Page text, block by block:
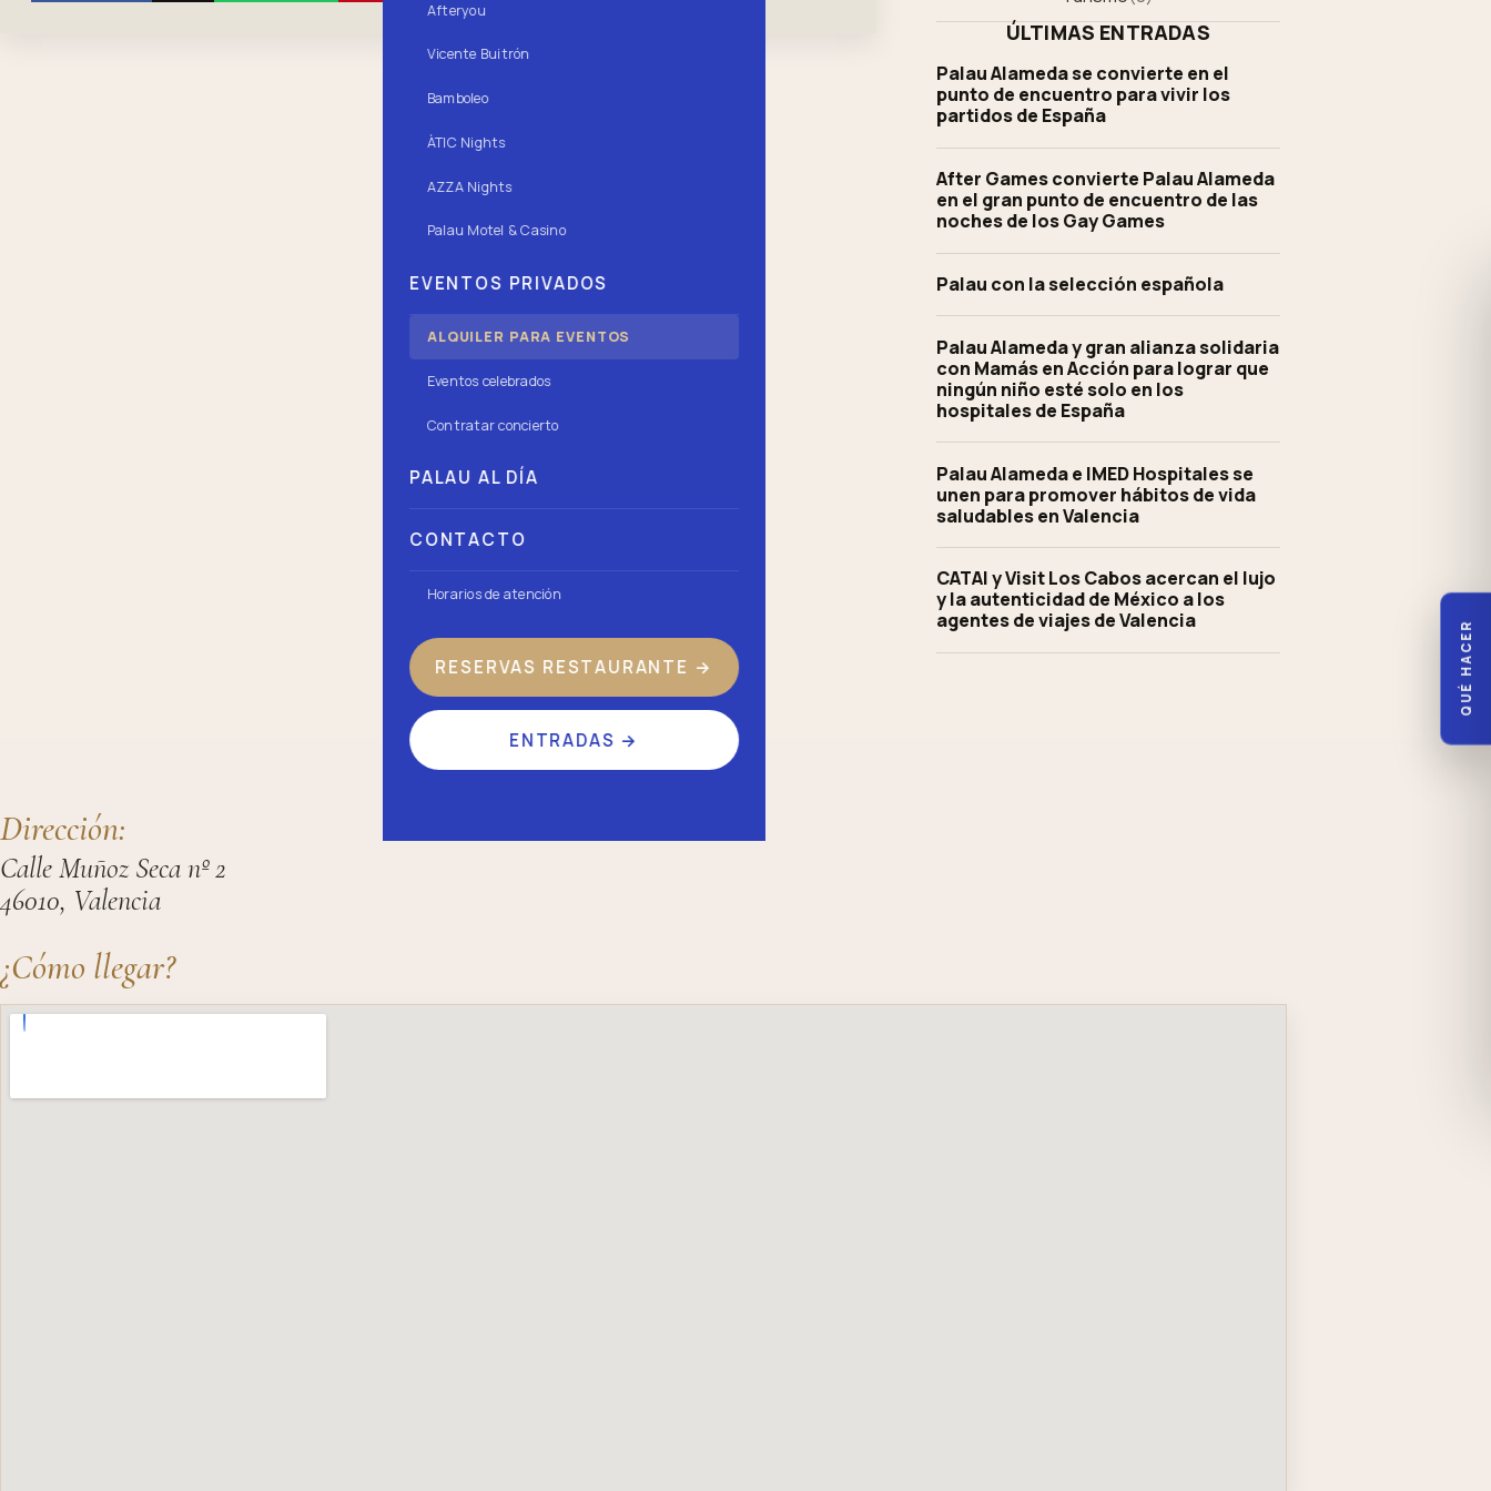
Afteryou
Vicente Buitrón
Bamboleo
ÀTIC Nights
AZZA Nights
Palau Motel & Casino
EVENTOS PRIVADOS
ALQUILER PARA EVENTOS
Eventos celebrados
Contratar concierto
PALAU AL DÍA
CONTACTO
Horarios de atención
RESERVAS RESTAURANTE →
ENTRADAS →
QUÉ HACER
ÚLTIMAS ENTRADAS
Palau Alameda se convierte en el
punto de encuentro para vivir los
partidos de España
After Games convierte Palau Alameda
en el gran punto de encuentro de las
noches de los Gay Games
Palau con la selección española
Palau Alameda y gran alianza solidaria
con Mamás en Acción para lograr que
ningún niño esté solo en los
hospitales de España
Palau Alameda e IMED Hospitales se
unen para promover hábitos de vida
saludables en Valencia
CATAI y Visit Los Cabos acercan el lujo
y la autenticidad de México a los
agentes de viajes de Valencia
Dirección:
Calle Muñoz Seca nº 2
46010, Valencia
¿Cómo llegar?